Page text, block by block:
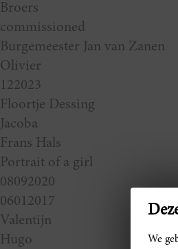
Broers
commissioned
Burgemeester Jan van Zanen
Olivier
122023
Floortje Dessing
Jacoba
Frans Hals
Portrait of a girl
08092020
06012017
Valentijn
Hugo
We